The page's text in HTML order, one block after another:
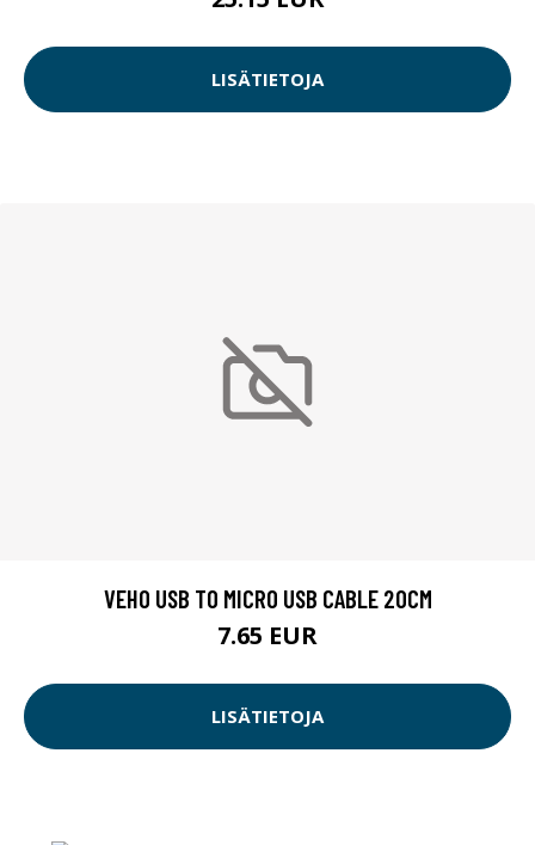
LISÄTIETOJA
VEHO USB TO MICRO USB CABLE 20CM
7.65 EUR
LISÄTIETOJA